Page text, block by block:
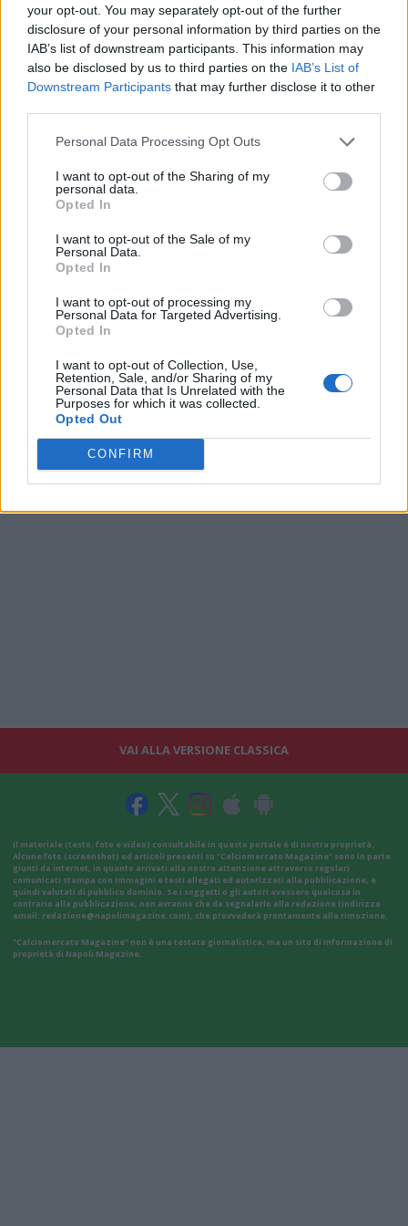
your opt-out. You may separately opt-out of the further
disclosure of your personal information by third parties on the
IAB’s list of downstream participants. This information may
also be disclosed by us to third parties on the IAB’s List of
Downstream Participants that may further disclose it to other
Personal Data Processing Opt Outs
I want to opt-out of the Sharing of my
personal data.
Opted In
I want to opt-out of the Sale of my
Personal Data.
Opted In
I want to opt-out of processing my
Personal Data for Targeted Advertising.
Opted In
I want to opt-out of Collection, Use,
Retention, Sale, and/or Sharing of my
Personal Data that Is Unrelated with the
Purposes for which it was collected.
Opted Out
CONFIRM
o un giocatore alla Simeone, che si è sempre fatto trovare
pronto quando è stato chiamato. Ha sempre dato il massimo
all’ombra del Vesuvio. Adesso, serve un secondo centravanti.
Sarri è andato all’Atalanta, purtroppo, lo avrei voluto al Napoli.
VAI ALLA VERSIONE CLASSICA
Il materiale (testo, foto e video) consultabile in questo portale è di nostra proprietà.
Alcune foto (screenshot) ed articoli presenti su "Calciomercato Magazine" sono in parte
giunti da internet, in quanto arrivati alla nostra attenzione attraverso regolari
comunicati stampa con immagini e testi allegati ed autorizzati alla pubblicazione, e
quindi valutati di pubblico dominio. Se i soggetti o gli autori avessero qualcosa in
contrario alla pubblicazione, non avranno che da segnalarlo alla redazione (indirizzo
email: redazione@napolimagazine.com), che provvederà prontamente alla rimozione.
"Calciomercato Magazine" non è una testata giornalistica, ma un sito di informazione di
proprietà di Napoli Magazine.